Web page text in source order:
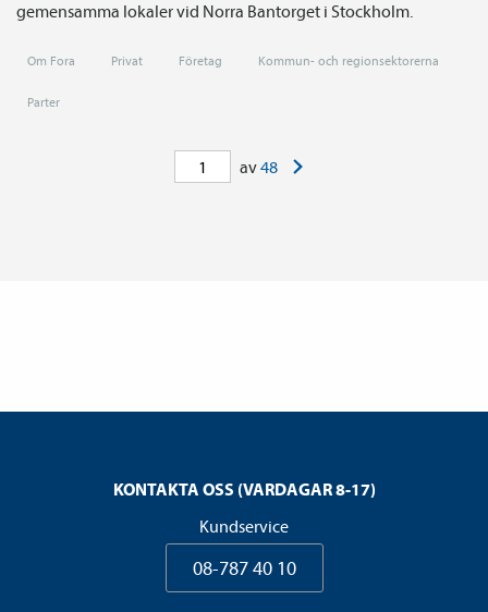
gemensamma lokaler vid Norra Bantorget i Stockholm.
Om Fora Privat Företag Kommun- och regionsektorerna
Parter
av48
KONTAKTA OSS (VARDAGAR 8-17)
Kundservice
08-787 40 10